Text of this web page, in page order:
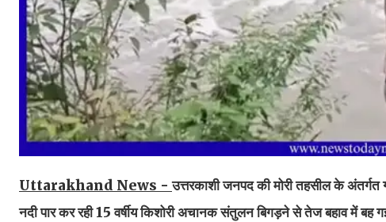
Uttarakhand News -उत्तरकाशी जनपद की मोरी तहसील के अंतर्गत
नदी पार कर रही 15 वर्षीय किशोरी अचानक संतुलन बिगड़ने से तेज बहाव में